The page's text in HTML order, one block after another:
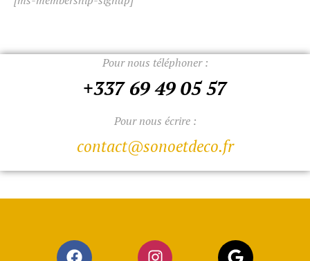
Pour nous téléphoner :
+337 69 49 05 57
Pour nous écrire :
contact@sonoetdeco.fr